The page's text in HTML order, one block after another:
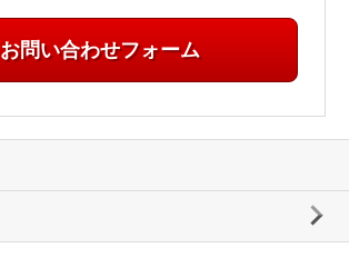
お問い合わせフォーム